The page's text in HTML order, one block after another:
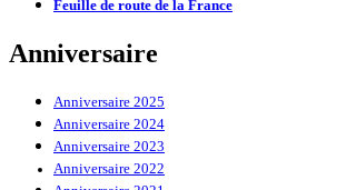
Feuille de route de la France
Anniversaire
Anniversaire 2025
Anniversaire 2024
Anniversaire 2023
Anniversaire 2022